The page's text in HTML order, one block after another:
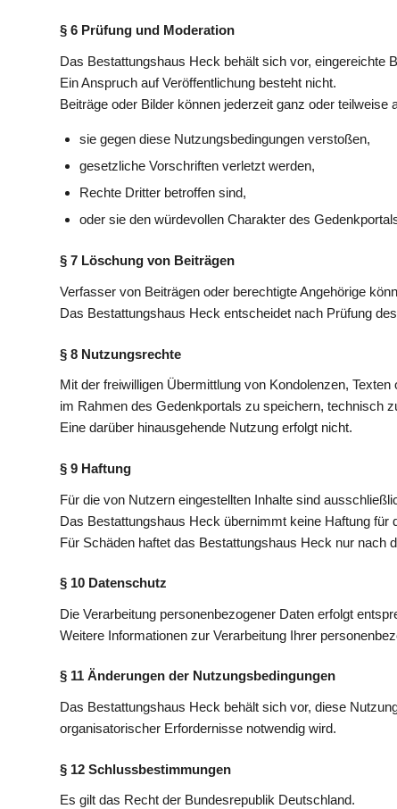
§ 6 Prüfung und Moderation
Das Bestattungshaus Heck behält sich vor, eingereichte
Ein Anspruch auf Veröffentlichung besteht nicht.
Beiträge oder Bilder können jederzeit ganz oder teilweise
sie gegen diese Nutzungsbedingungen verstoßen,
gesetzliche Vorschriften verletzt werden,
Rechte Dritter betroffen sind,
oder sie den würdevollen Charakter des
§ 7 Löschung von Beiträgen
Verfasser von Beiträgen oder berechtigte Angehörige
Das Bestattungshaus Heck entscheidet nach Prüfung
§ 8 Nutzungsrechte
Mit der freiwilligen Übermittlung von Kondolenzen,
im Rahmen des Gedenkportals zu speichern, technisch
Eine darüber hinausgehende Nutzung erfolgt nicht.
§ 9 Haftung
Für die von Nutzern eingestellten Inhalte sind
Das Bestattungshaus Heck übernimmt keine Haftung
Für Schäden haftet das Bestattungshaus Heck nur nach
§ 10 Datenschutz
Die Verarbeitung personenbezogener Daten erfolgt
Weitere Informationen zur Verarbeitung Ihrer
§ 11 Änderungen der Nutzungsbedingungen
Das Bestattungshaus Heck behält sich vor, diese
organisatorischer Erfordernisse notwendig wird.
§ 12 Schlussbestimmungen
Es gilt das Recht der Bundesrepublik Deutschland.